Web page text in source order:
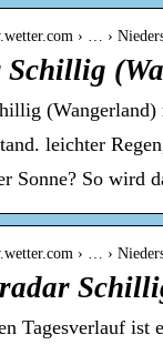
› … ›
Schillig
(Wangerland)
leichter
Sonne? So wird
› … ›
Tagesverlauf ist